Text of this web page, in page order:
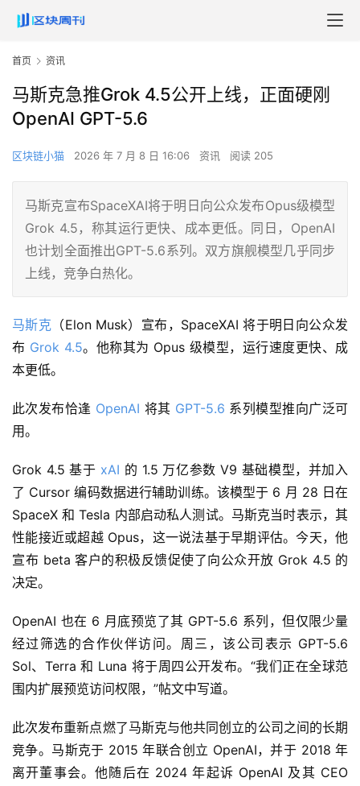
首页 资讯
马斯克急推Grok 4.5公开上线，正面硬刚
OpenAI GPT-5.6
区块链小猫 2026 年 7 月 8 日 16:06 资讯 阅读 205
马斯克宣布SpaceXAI将于明日向公众发布Opus级模型
Grok 4.5，称其运行更快、成本更低。同日，OpenAI
也计划全面推出GPT-5.6系列。双方旗舰模型几乎同步
上线，竞争白热化。
马斯克 （Elon Musk）宣布，SpaceXAI 将于明日向公众发
布 Grok 4.5。他称其为 Opus 级模型，运行速度更快、成
本更低。
此次发布恰逢 OpenAI 将其 GPT-5.6 系列模型推向广泛可
用。
Grok 4.5 基于 xAI 的 1.5 万亿参数 V9 基础模型，并加入
了 Cursor 编码数据进行辅助训练。该模型于 6 月 28 日在
SpaceX 和 Tesla 内部启动私人测试。马斯克当时表示，其
性能接近或超越 Opus，这一说法基于早期评估。今天，他
宣布 beta 客户的积极反馈促使了向公众开放 Grok 4.5 的
决定。
OpenAI 也在 6 月底预览了其 GPT-5.6 系列，但仅限少量
经过筛选的合作伙伴访问。周三，该公司表示 GPT-5.6
Sol、Terra 和 Luna 将于周四公开发布。“我们正在全球范
围内扩展预览访问权限，”帖文中写道。
此次发布重新点燃了马斯克与他共同创立的公司之间的长期
竞争。马斯克于 2015 年联合创立 OpenAI，并于 2018 年
离开董事会。他随后在 2024 年起诉 OpenAI 及其 CEO